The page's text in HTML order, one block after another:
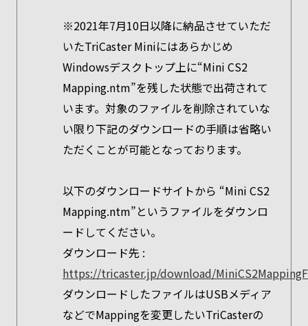
※2021年7月10日以降に納品させていただ
いたTriCaster Miniにはあらかじめ
Windowsデスクトップ上に“Mini CS2
Mapping.ntm”を残した状態で出荷されて
います。対象のファイルを削除されていな
い限り下記のダウンロードの手順は省略い
ただくことが可能となっております。
以下のダウンロードサイトから “Mini CS2
Mapping.ntm”というファイルをダウンロ
ードしてください。
ダウンロード先 :
https://tricaster.jp/download/
ダウンロードしたファイルはUSBメディア
などでMappingを変更したいTriCasterの